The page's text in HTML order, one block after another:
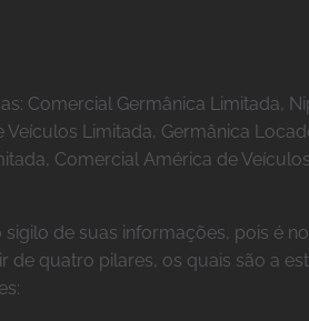
Comercial Germânica Limitada,
Limitada, Germânica
Comercial América de
de suas informações, pois é
quatro pilares, os quais são a